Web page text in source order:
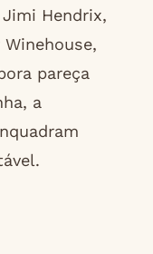
Hendrix,
pareça
a